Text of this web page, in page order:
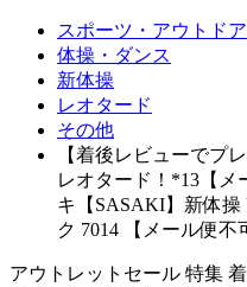
スポーツ・アウトドア
体操・ダンス
新体操
レオタード
その他
【着後レビューでプ
レオタード！*13【メ
キ【SASAKI】新体
ク 7014 【メール便
アウトレットセール 特集